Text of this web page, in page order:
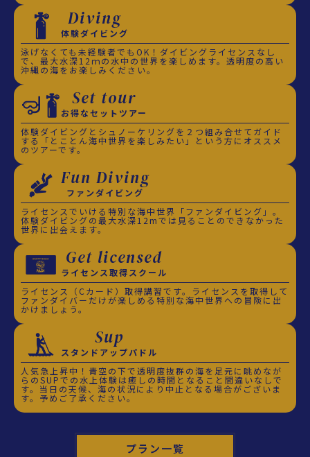
Diving
体験ダイビング
泳げなくても未経験者でもOK！ダイビングライセンスなし
で、最大水深12ｍの水中の世界を楽しめます。透明度の高い
沖縄の海をお楽しみください。
Set tour
お得なセットツアー
体験ダイビングとシュノーケリングを２つ組み合せてガイド
する「とことん海中世界を楽しみたい」という方にオススメ
のツアーです。
Fun Diving
ファンダイビング
ライセンスでいける特別な海中世界「ファンダイビング」。
体験ダイビングの最大水深12mでは見ることのできなかった
世界に出会えます。
Get licensed
ライセンス取得スクール
ライセンス（Cカード）取得講習です。ライセンスを取得して
ファンダイバーだけが楽しめる特別な海中世界への冒険に出
かけましょう。
Sup
スタンドアップパドル
人気急上昇中！青空の下で透明度抜群の海を足元に眺めなが
らのSUPでの水上体験は癒しの時間となること間違いなしで
す。当日の天候、海の状況により中止となる場合がございま
す。予めご了承ください。
プラン一覧